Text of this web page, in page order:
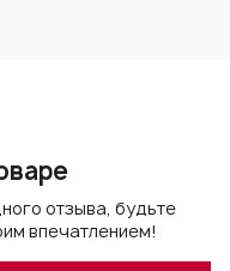
отзыва, будьте
впечатлением!